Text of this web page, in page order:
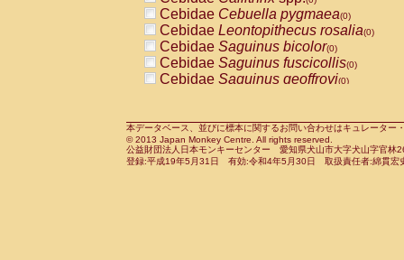
CercopithecidaeCercocebus
CercopithecidaeCercocebus
CercopithecidaeCercocebus
CercopithecidaeCercocebus
CercopithecidaeCercocebushybrid
CercopithecidaePapio anubis(0)
CercopithecidaePapio cynocephalus
CercopithecidaePapio hamadryas(0)
Cebidae Cebuella pygmaea(0)
Cebidae Leontopithecus rosalia(0)
Cebidae Saguinus bicolor(0)
Cebidae Saguinus fuscicollis(0)
Cebidae Saguinus geoffroyi(0)
CebidaeSaguinus leucopus(0)
CebidaeSaguinus midas(0)
Cebidae Saguinus mystax(0)
本データベース、並びに標本に関するお問い合わせはキュレータ
© 2013 Japan Monkey Centre. All rights reserved.
公益財団法人日本モンキーセンター 愛知県犬山市大字犬山字官
登録:平成19年5月31日 有効:令和4年5月30日 取扱責任者:綿貫宏